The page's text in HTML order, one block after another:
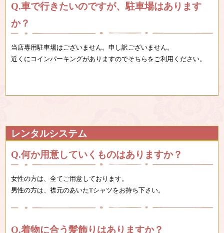
車で行きたいのですが、駐車場はあります
か？
当店専用駐車場はございません。申し訳ございません。
近くにコインパーキングがありますのでそちらをご利用ください。
レンタルシステム
何か用意していくものはありますか？
女性の方は、全てご用意しております。
男性の方は、襟元のあいたTシャツをお持ち下さい。
着物に合う髪飾りはありますか？